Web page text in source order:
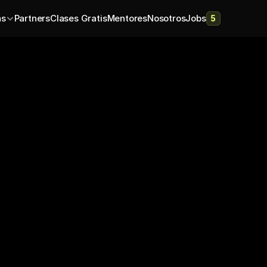
PartnersClases GratisMentoresNosotrosJobs 5